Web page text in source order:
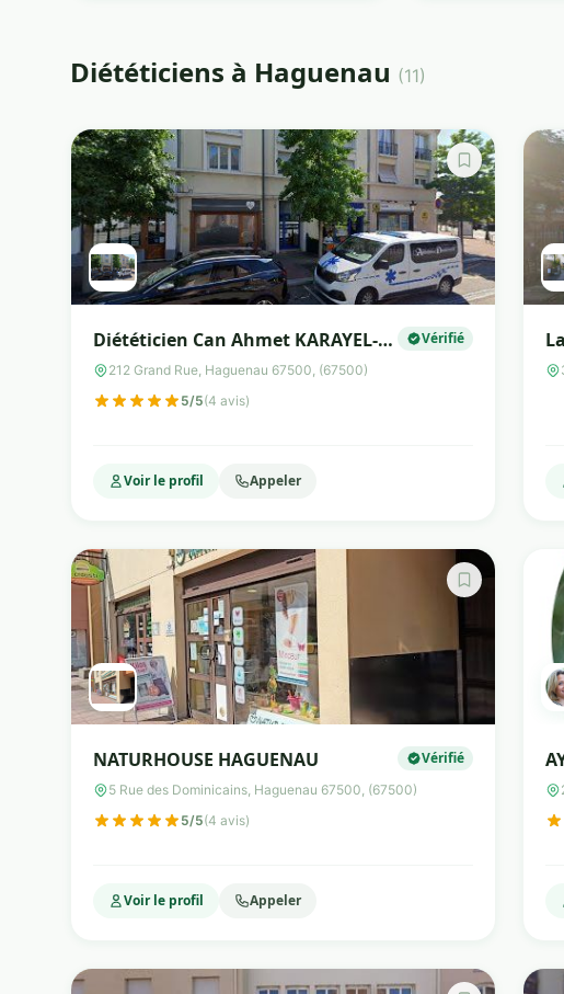
Diététiciens à Haguenau (11)
Diététicien Can Ahmet KARAYEL-
CENTMED
Vérifié
212 Grand Rue, Haguenau 67500, (67500)
5/5(4 avis)
Voir le profil Appeler
NATURHOUSE HAGUENAU Vérifié
5 Rue des Dominicains, Haguenau 67500, (67500)
5/5(4 avis)
Voir le profil Appeler